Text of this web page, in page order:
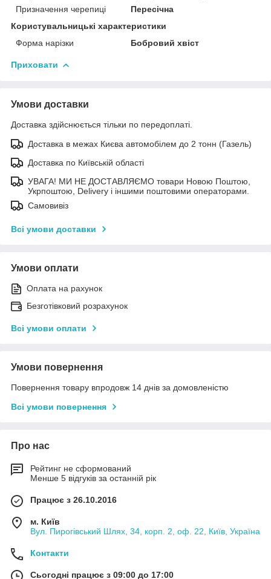
Призначення черепиці
Пересічна
Користувальницькі характеристики
Форма нарізки
Бобровий хвіст
Приховати
Умови доставки
Доставка здійснюється тільки по передоплаті.
Доставка в межах Києва автомобілем до 2 тонн (Газель)
Доставка по Київській області
УВАГА! МИ НЕ ДОСТАВЛЯЄМО товари Новою Поштою,
Укрпоштою, Delivery і іншими поштовими операторами.
Самовивіз
Всі умови доставки
Умови оплати
Оплата на рахунок
Безготівковий розрахунок
Всі умови оплати
Умови повернення
Повернення товару впродовж 14 днів за домовленістю
Всі умови повернення
Про нас
Рейтинг не сформований
Менше 5 відгуків за останній рік
Працює з 26.10.2016
м. Київ
Вул. Пирогівський Шлях, 34, корп. 2, оф. 22, Київ, Україна
Контакти
Сьогодні працює з 09:00 до 17:00